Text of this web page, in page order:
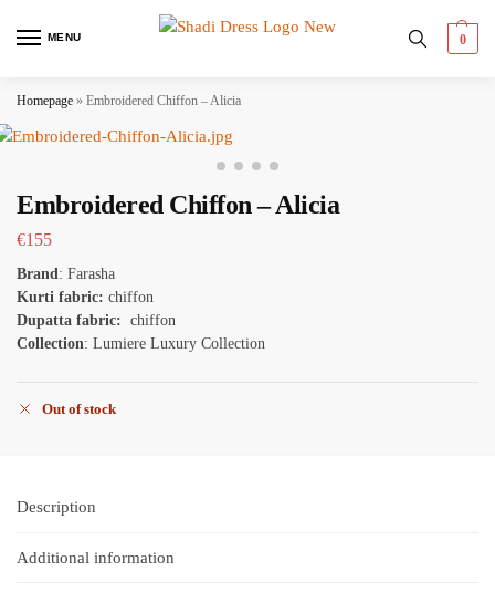
MENU 0
Homepage » Embroidered Chiffon – Alicia
Embroidered Chiffon – Alicia
€155
Brand: Farasha
Kurti fabric: chiffon
Dupatta fabric: chiffon
Collection: Lumiere Luxury Collection
Out of stock
Description
Additional information